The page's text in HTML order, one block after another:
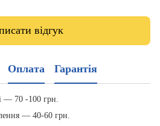
відгук
Оплата Гарантія
— 70 -100 грн.
— 40-60 грн.